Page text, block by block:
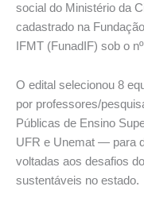
social do Ministério da
cadastrado na
IFMT (FunadIF) sob o
O edital selecionou 8
por professores/
Públicas de Ensino
UFR e Unemat — para
voltadas aos desafios
sustentáveis no estado.